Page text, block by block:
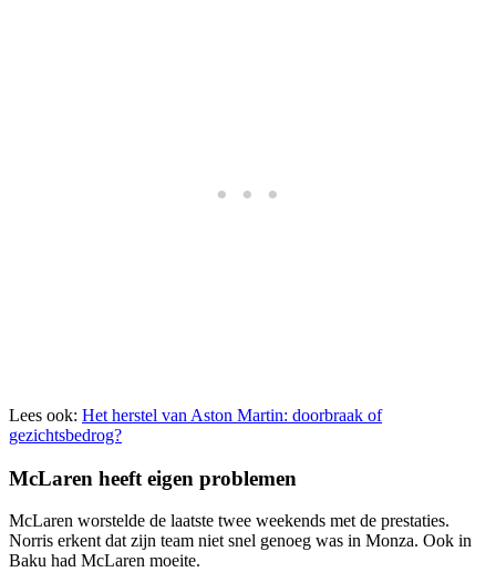
Lees ook: Het herstel van Aston Martin: doorbraak of
gezichtsbedrog?
McLaren heeft eigen problemen
McLaren worstelde de laatste twee weekends met de prestaties.
Norris erkent dat zijn team niet snel genoeg was in Monza. Ook in
Baku had McLaren moeite.